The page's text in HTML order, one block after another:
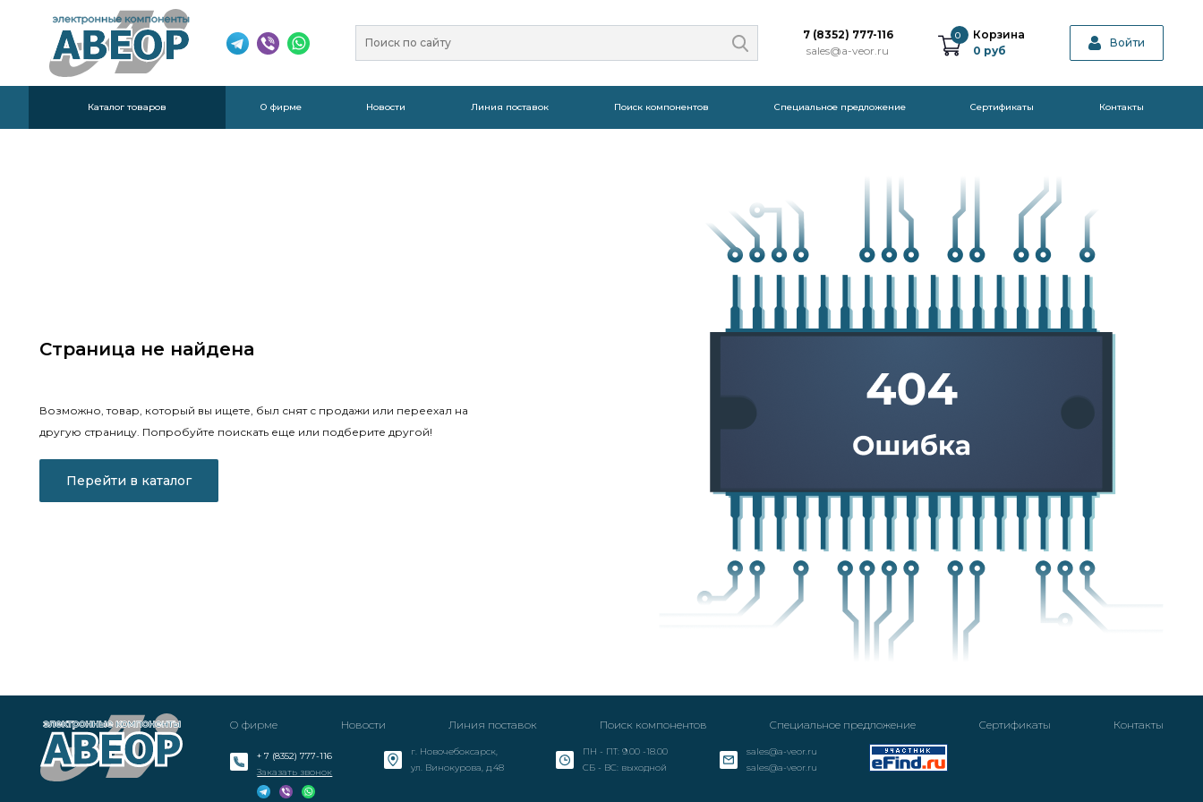
7 (8352) 777-116
sales@a-veor.ru
0
Корзина
0 руб
Войти
Каталог товаров О фирме Новости Линия поставок Поиск компонентов Специальное предложение Cертификаты Контакты
Страница не найдена
Возможно, товар, который вы ищете, был снят с продажи или переехал на
другую страницу. Попробуйте поискать еще или подберите другой!
Перейти в каталог
О фирме Новости Линия поставок Поиск компонентов Специальное предложение Cертификаты Контакты
+ 7 (8352) 777-116
Заказать звонок
г. Новочебоксарск,
ул. Винокурова, д.48
ПН - ПТ: 9.00 -18.00
СБ - ВС: выходной
sales@a-veor.ru
sales@a-veor.ru